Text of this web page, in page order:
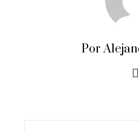
Por